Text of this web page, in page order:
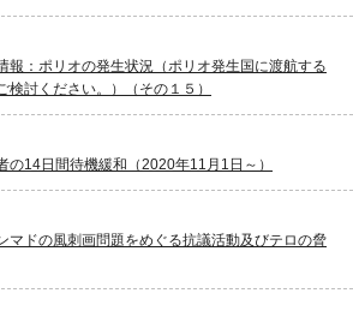
報：ポリオの発生状況（ポリオ発生国に渡航する
検討ください。）（その１５）
の14日間待機緩和（2020年11月1日～）
マドの風刺画問題をめぐる抗議活動及びテロの脅